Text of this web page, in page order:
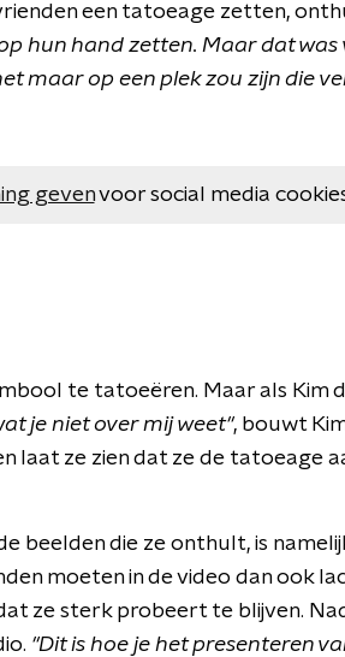
een tatoeage zetten,
hun hand zetten. Maar dat was
maar op een plek zou zijn die
gevenvoor social media
te tatoeëren. Maar als Kim
je niet over mij weet", bouwt
laat ze zien dat ze de tatoeage
beelden die ze onthult, is
moeten in de video dan ook
ze sterk probeert te blijven.
"Dit is hoe je het presenteren